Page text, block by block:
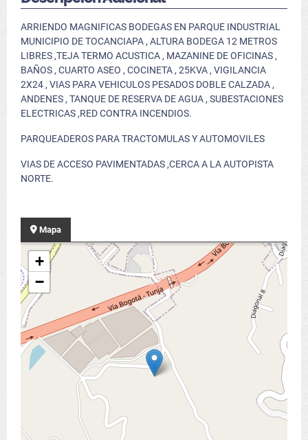
ARRIENDO MAGNIFICAS BODEGAS EN PARQUE INDUSTRIAL
MUNICIPIO DE TOCANCIAPA , ALTURA BODEGA 12 METROS
LIBRES ,TEJA TERMO ACUSTICA , MAZANINE DE OFICINAS ,
BAÑOS , CUARTO ASEO , COCINETA , 25KVA , VIGILANCIA
2X24 , VIAS PARA VEHICULOS PESADOS DOBLE CALZADA ,
ANDENES , TANQUE DE RESERVA DE AGUA , SUBESTACIONES
ELECTRICAS ,RED CONTRA INCENDIOS.
PARQUEADEROS PARA TRACTOMULAS Y AUTOMOVILES
VIAS DE ACCESO PAVIMENTADAS ,CERCA A LA AUTOPISTA
NORTE.
Mapa
+
−